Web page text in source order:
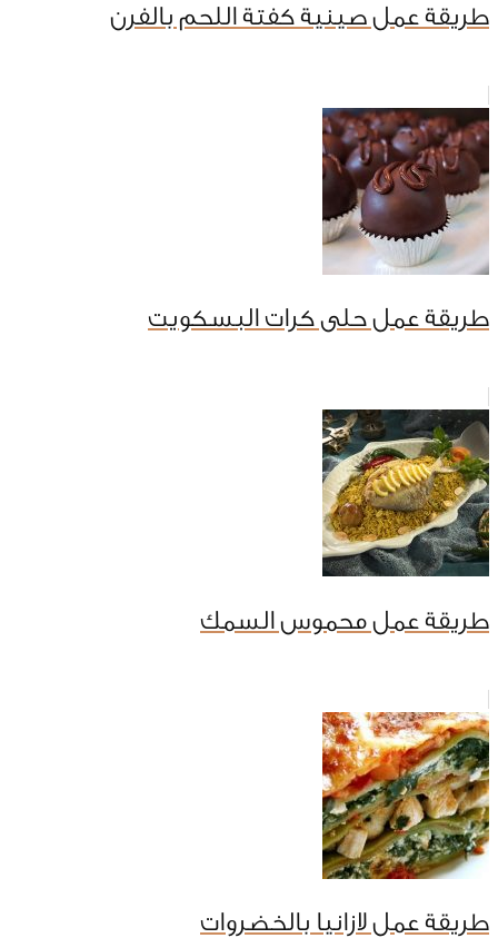
طريقة عمل صينية كفتة اللحم بالفرن
طريقة عمل حلى كرات البسكويت
طريقة عمل محموس السمك
طريقة عمل لازانيا بالخضروات